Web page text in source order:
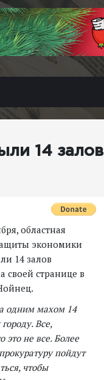
14 залов
областная
экономики
14 залов
своей странице в
одним махом 14
Все,
это не все. Более
пойдут
чтобы